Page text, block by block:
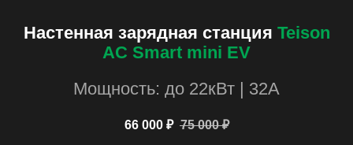
Настенная зарядная станция Teison
AC Smart mini EV
Мощность: до 22кВт | 32A
66 000 ₽ 75 000 ₽